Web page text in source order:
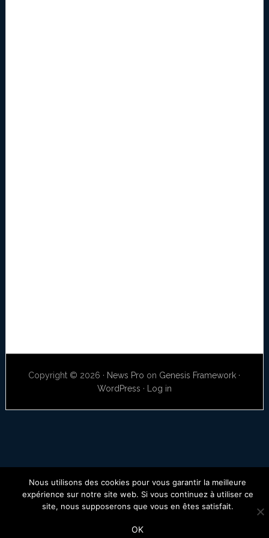
Copyright © 2026 · News Pro on Genesis Framework ·
WordPress · Log in
Nous utilisons des cookies pour vous garantir la meilleure
expérience sur notre site web. Si vous continuez à utiliser ce
site, nous supposerons que vous en êtes satisfait.
OK